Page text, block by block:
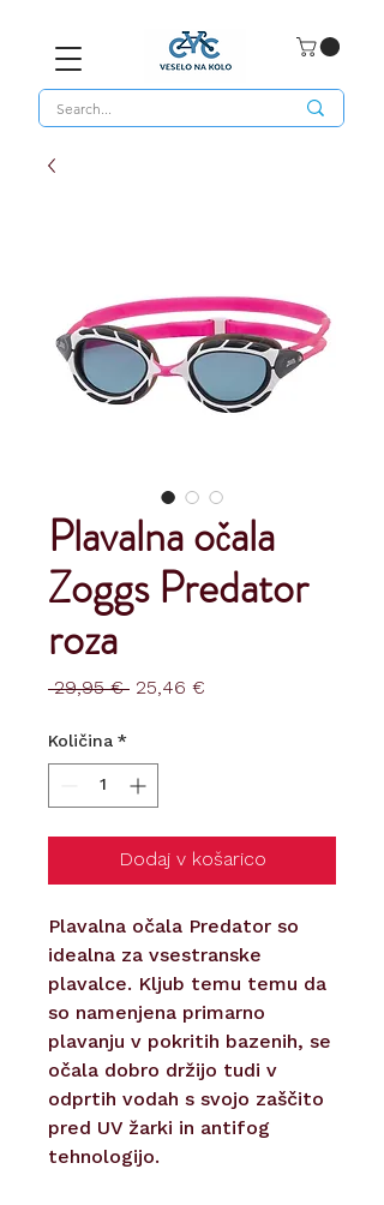
Plavalna očala
Zoggs Predator
roza
29,95 € Redna
25,46 €
Količina *
Dodaj v košarico
Plavalna očala Predator so
idealna za vsestranske
plavalce. Kljub temu temu da
so namenjena primarno
plavanju v pokritih bazenih, se
očala dobro držijo tudi v
odprtih vodah s svojo zaščito
pred UV žarki in antifog
tehnologijo.